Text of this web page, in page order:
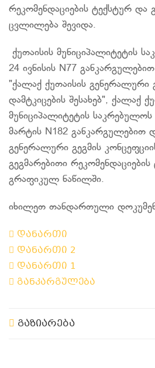
რეკომენდაციების ტექსტურ
ცვლილება შევიდა.
ქუთაისის მუნიციპალიტეტის
24 ივნისის N77
"ქალაქ ქუთაისის გენერალური
დამტკიცების შესახებ", ქალაქ
მუნიციპალიტეტის
მარტის N182 განკარგულებით
გენერალური გეგმის
გეგმარებითი
გრაფიკულ ნაწილში.
იხილეთ თანდართული
დანართი
დანართი 2
დანართი 1
განკარგულება
გაზიარება